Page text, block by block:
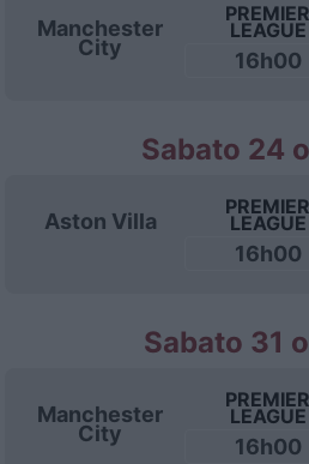
Manchester
City
PREMIER
LEAGUE
16h00
Sabato 24
Aston Villa
PREMIER
LEAGUE
16h00
Sabato 31
Manchester
City
PREMIER
LEAGUE
16h00